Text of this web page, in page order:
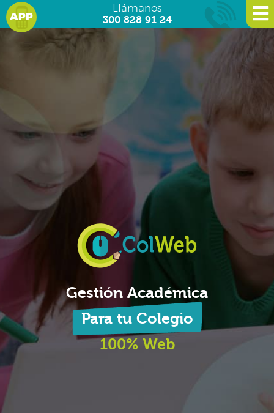
Llámanos
300 828 91 24
APP
Gestión Académica
Para tu Colegio
100% Web